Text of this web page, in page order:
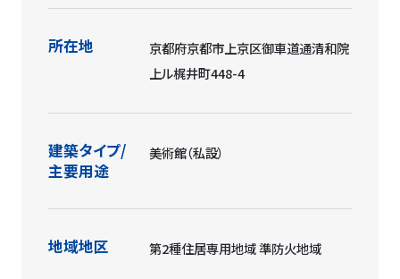
所在地
京都府京都市上京区御車道通清和院
上ル梶井町448-4
建築タイプ/
主要用途
美術館（私設）
地域地区 第2種住居専用地域 準防火地域